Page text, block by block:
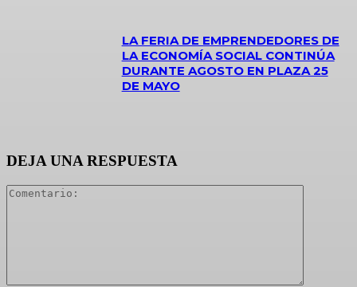
LA FERIA DE EMPRENDEDORES DE
LA ECONOMÍA SOCIAL CONTINÚA
DURANTE AGOSTO EN PLAZA 25
DE MAYO
DEJA UNA RESPUESTA